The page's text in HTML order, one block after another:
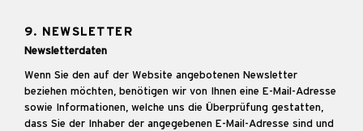
9. NEWSLETTER
Newsletterdaten
Wenn Sie den auf der Website angebotenen Newsletter
beziehen möchten, benötigen wir von Ihnen eine E-Mail-Adresse
sowie Informationen, welche uns die Überprüfung gestatten,
dass Sie der Inhaber der angegebenen E-Mail-Adresse sind und